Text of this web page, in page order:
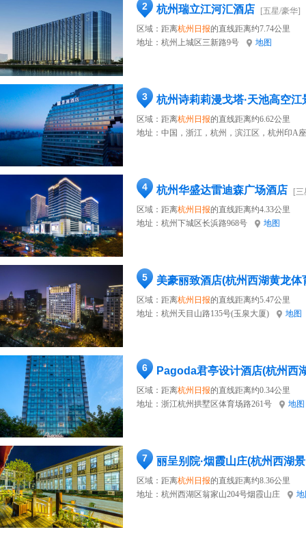
2 杭州瑞立江河汇酒店
[五星/豪华]
区域：距离杭州日报的直线距离约7.74公里
地址： 杭州上城区三新路9号 地图
3 杭州诗莉莉漫戈塔·天池高空江
区域：距离杭州日报的直线距离约6.62公里
地址： 中国，浙江，杭州，滨江区，杭州印A
4 杭州华盛达雷迪森广场酒店
[
区域：距离杭州日报的直线距离约4.33公里
地址： 杭州下城区长浜路968号 地图
5 美豪丽致酒店(杭州西湖黄龙体
区域：距离杭州日报的直线距离约5.47公里
地址： 杭州天目山路135号(玉泉大厦) 地图
6 Pagoda君亭设计酒店(杭州西
区域：距离杭州日报的直线距离约0.34公里
地址： 浙江杭州拱墅区体育场路261号 地图
7 丽呈别院·烟霞山庄(杭州西湖
区域：距离杭州日报的直线距离约8.36公里
地址： 杭州西湖区翁家山204号烟霞山庄